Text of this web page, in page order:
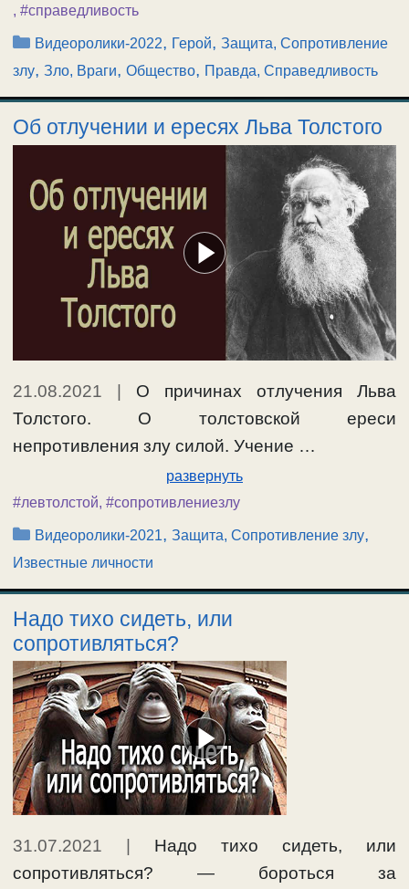
, #справедливость
Рубрики
Видеоролики-2022, Герой,Защита, Сопротивление
злу, Зло, Враги, Общество, Правда, Справедливость
Об отлучении и ересях Льва Толстого
21.08.2021 | О причинах отлучения Льва
Толстого. О толстовской ереси
непротивления злу силой. Учение …
развернуть
#левтолстой, #сопротивлениезлу
Рубрики
Видеоролики-2021,Защита, Сопротивление злу,
Известные личности
Надо тихо сидеть, или
сопротивляться?
31.07.2021
Надо тихо сидеть, или
сопротивляться? — бороться за